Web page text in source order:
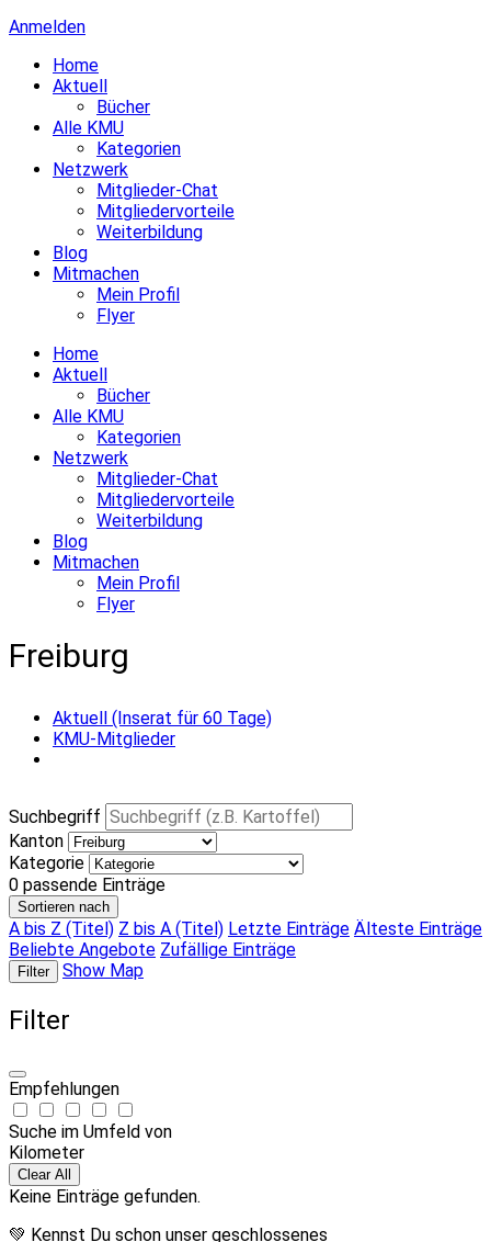
Anmelden
Home
Aktuell
Bücher
Alle KMU
Kategorien
Netzwerk
Mitglieder-Chat
Mitgliedervorteile
Weiterbildung
Blog
Mitmachen
Mein Profil
Flyer
Home
Aktuell
Bücher
Alle KMU
Kategorien
Netzwerk
Mitglieder-Chat
Mitgliedervorteile
Weiterbildung
Blog
Mitmachen
Mein Profil
Flyer
Freiburg
Aktuell (Inserat für 60 Tage)
KMU-Mitglieder
Suchbegriff
Kanton
Kategorie
0 passende Einträge
Sortieren nach
A bis Z (Titel) Z bis A (Titel) Letzte Einträge Älteste Einträge
Beliebte Angebote Zufällige Einträge
Filter Show Map
Filter
Empfehlungen
Suche im Umfeld von
Kilometer
Clear All
Keine Einträge gefunden.
💚 Kennst Du schon unser geschlossenes